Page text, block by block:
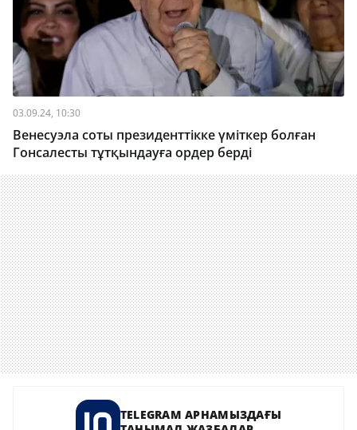
03.09.24, 10:30
Венесуэла соты президенттікке үміткер болған
Гонсалесты тұтқындауға ордер берді